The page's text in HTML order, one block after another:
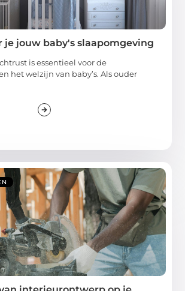
je jouw baby's slaapomgeving
is essentieel voor de
het welzijn van baby’s. Als ouder